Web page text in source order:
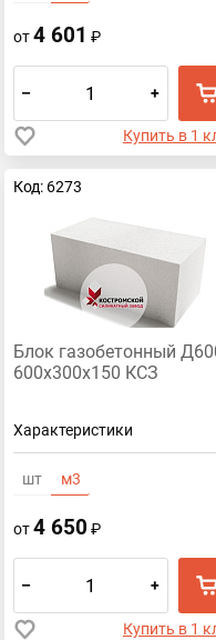
от4 601 ₽
– +
Купить в 1
Код: 6273
Блок газобетонный
600х300х150 КСЗ
Характеристики
шт м3
от4 650 ₽
– +
Купить в 1